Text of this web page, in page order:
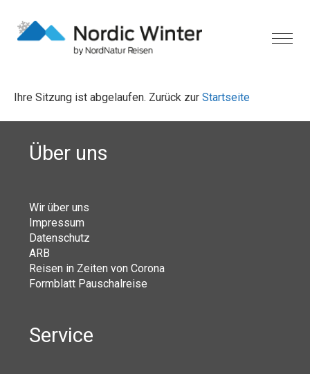
Ihre Sitzung ist abgelaufen. Zurück zur Startseite
Über uns
Wir über uns
Impressum
Datenschutz
ARB
Reisen in Zeiten von Corona
Formblatt Pauschalreise
Service